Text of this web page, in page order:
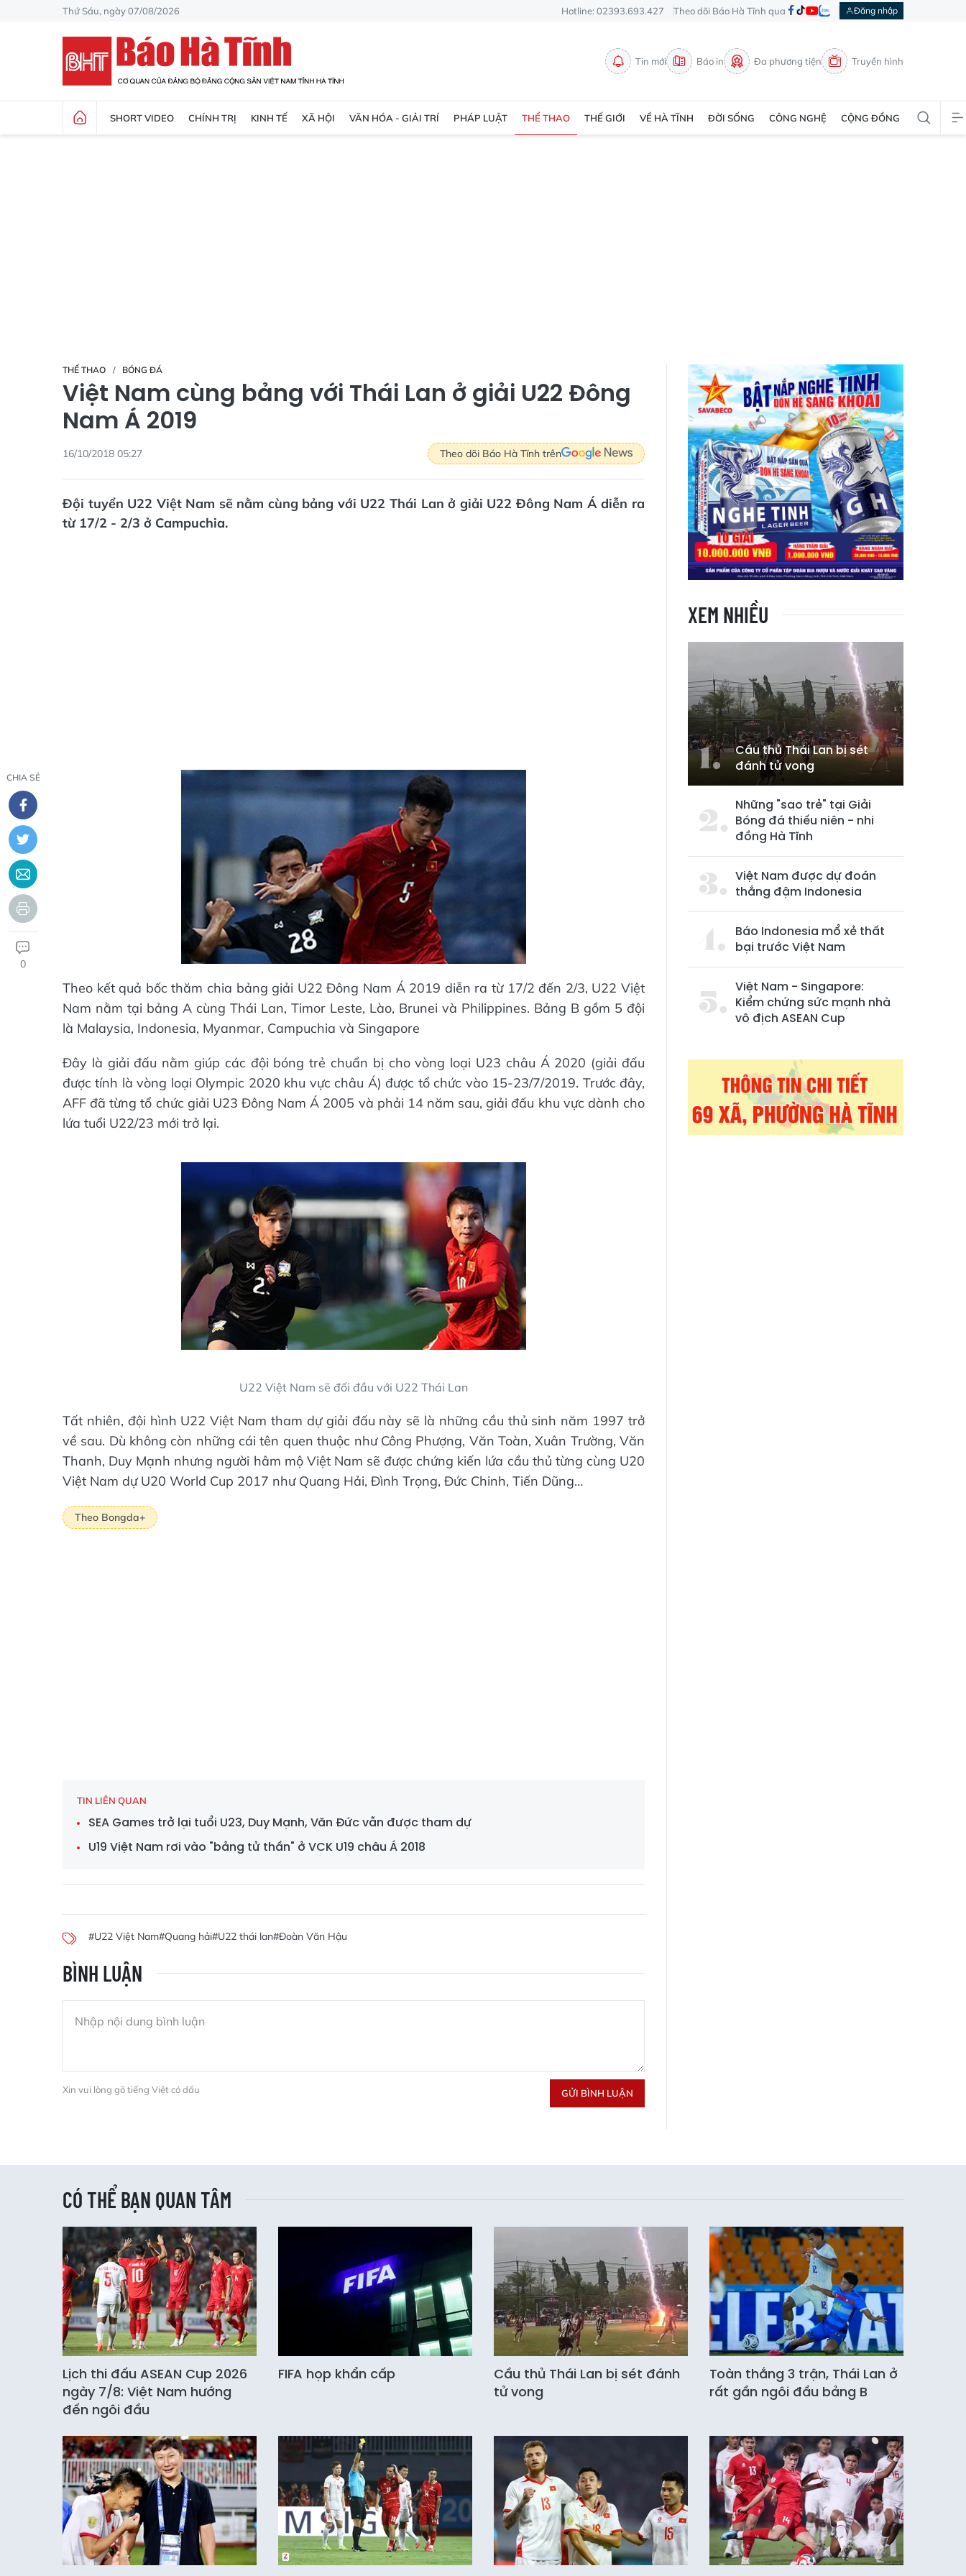
Thứ Sáu, ngày 07/08/2026 Hotline: 02393.693.427 Theo dõi Báo Hà Tĩnh qua Đăng nhập
Tin mới Báo in Đa phương tiện Truyền hình
SHORT VIDEO CHÍNH TRỊ KINH TẾ XÃ HỘI VĂN HÓA - GIẢI TRÍ PHÁP LUẬT THỂ THAO THẾ GIỚI VỀ HÀ TĨNH ĐỜI SỐNG CÔNG NGHỆ CỘNG ĐỒNG
THỂ THAO BÓNG ĐÁ
Việt Nam cùng bảng với Thái Lan ở giải U22 Đông
Nam Á 2019
16/10/2018 05:27 Theo dõi Báo Hà Tĩnh trên
Đội tuyển U22 Việt Nam sẽ nằm cùng bảng với U22 Thái Lan ở giải U22 Đông Nam Á diễn ra
từ 17/2 - 2/3 ở Campuchia.
CHIA SẺ
0
Theo kết quả bốc thăm chia bảng giải U22 Đông Nam Á 2019 diễn ra từ 17/2 đến 2/3, U22 Việt
Nam nằm tại bảng A cùng Thái Lan, Timor Leste, Lào, Brunei và Philippines. Bảng B gồm 5 đội
là Malaysia, Indonesia, Myanmar, Campuchia và Singapore
Đây là giải đấu nằm giúp các đội bóng trẻ chuẩn bị cho vòng loại U23 châu Á 2020 (giải đấu
được tính là vòng loại Olympic 2020 khu vực châu Á) được tổ chức vào 15-23/7/2019. Trước đây,
AFF đã từng tổ chức giải U23 Đông Nam Á 2005 và phải 14 năm sau, giải đấu khu vực dành cho
lứa tuổi U22/23 mới trở lại.
U22 Việt Nam sẽ đối đầu với U22 Thái Lan
Tất nhiên, đội hình U22 Việt Nam tham dự giải đấu này sẽ là những cầu thủ sinh năm 1997 trở
về sau. Dù không còn những cái tên quen thuộc như Công Phượng, Văn Toàn, Xuân Trường, Văn
Thanh, Duy Mạnh nhưng người hâm mộ Việt Nam sẽ được chứng kiến lứa cầu thủ từng cùng U20
Việt Nam dự U20 World Cup 2017 như Quang Hải, Đình Trọng, Đức Chinh, Tiến Dũng…
Theo Bongda+
TIN LIÊN QUAN
SEA Games trở lại tuổi U23, Duy Mạnh, Văn Đức vẫn được tham dự
U19 Việt Nam rơi vào "bảng tử thần" ở VCK U19 châu Á 2018
#U22 Việt Nam#Quang hải#U22 thái lan#Đoàn Văn Hậu
BÌNH LUẬN
Xin vui lòng gõ tiếng Việt có dấu GỬI BÌNH LUẬN
XEM NHIỀU
Cầu thủ Thái Lan bị sét
đánh tử vong
Những "sao trẻ" tại Giải
Bóng đá thiếu niên - nhi
đồng Hà Tĩnh
Việt Nam được dự đoán
thắng đậm Indonesia
Báo Indonesia mổ xẻ thất
bại trước Việt Nam
Việt Nam - Singapore:
Kiểm chứng sức mạnh nhà
vô địch ASEAN Cup
CÓ THỂ BẠN QUAN TÂM
Lịch thi đấu ASEAN Cup 2026
ngày 7/8: Việt Nam hướng
đến ngôi đầu
FIFA họp khẩn cấp
Cầu thủ Thái Lan bị sét đánh
tử vong
Toàn thắng 3 trận, Thái Lan ở
rất gần ngôi đầu bảng B